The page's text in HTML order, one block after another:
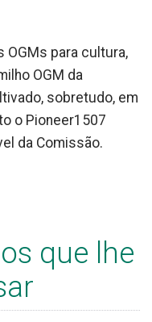
OGMs para cultura,
OGM da
sobretudo, em
o Pioneer1507
da Comissão.
que lhe